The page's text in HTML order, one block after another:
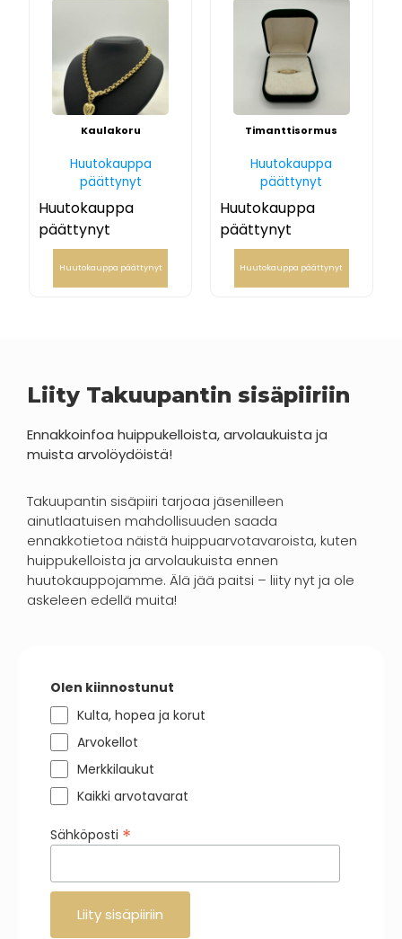
Kaulakoru
Huutokauppa
päättynyt
Huutokauppa
päättynyt
Huutokauppa päättynyt
Timanttisormus
Huutokauppa
päättynyt
Huutokauppa
päättynyt
Huutokauppa päättynyt
Liity Takuupantin sisäpiiriin
Ennakkoinfoa huippukelloista, arvolaukuista ja
muista arvolöydöistä!
Takuupantin sisäpiiri tarjoaa jäsenilleen
ainutlaatuisen mahdollisuuden saada
ennakkotietoa näistä huippuarvotavaroista, kuten
huippukelloista ja arvolaukuista ennen
huutokauppojamme. Älä jää paitsi – liity nyt ja ole
askeleen edellä muita!
Olen kiinnostunut
Kulta, hopea ja korut
Arvokellot
Merkkilaukut
Kaikki arvotavarat
Sähköposti *